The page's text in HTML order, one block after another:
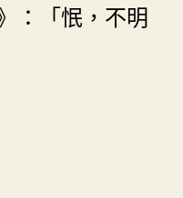
：「怋，不明